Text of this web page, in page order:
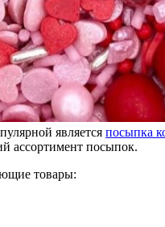
является посыпка
ассортимент посыпок.
товары: